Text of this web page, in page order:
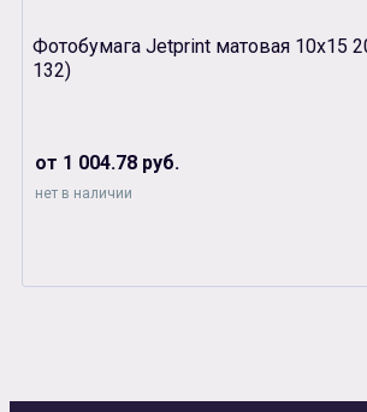
Фотобумага Jetprint матовая 10х15
132)
от 1 004.78 руб.
нет в наличии